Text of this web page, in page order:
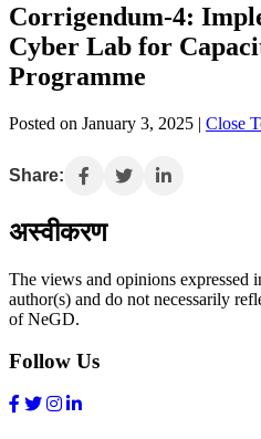
Corrigendum-4:
Cyber Lab for
Programme
Posted on January 3, 2025 | Close
Share:
अस्वीकरण
The views and opinions expressed
author(s) and do not necessarily
of NeGD.
Follow Us